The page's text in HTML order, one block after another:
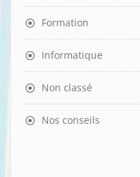
Formation
Informatique
Non classé
Nos conseils